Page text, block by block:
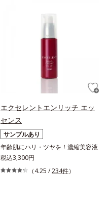
エクセレントエンリッチ エッ
センス
サンプルあり
年齢肌にハリ・ツヤを！濃縮美容液
税込3,300円
（4.25 /234件）